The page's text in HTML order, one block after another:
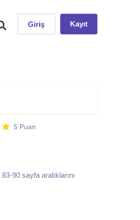
Giriş Kayıt
5 Puan
90 sayfa aralıklarını